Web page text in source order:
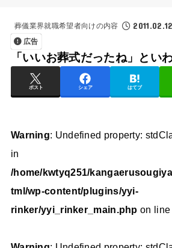
葬儀業界就職希望者向けの内容 2011.02.12
広告
「いいお葬式だったね」とい
ポスト シェア はてブ
Warning: Undefined property:
in
/home/kwtyq251/
tml/wp-content/plugins/yyi-
rinker/yyi_rinker_main.php on